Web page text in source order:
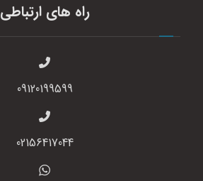
راه های ارتباطی
09120199599
02156417044